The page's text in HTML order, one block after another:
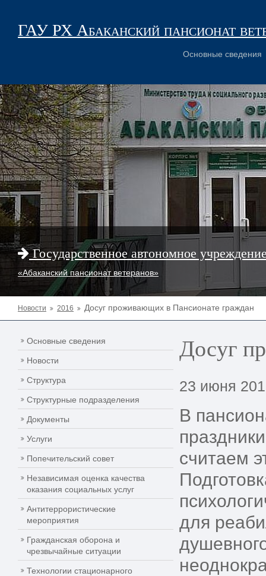
ГАУ РХ Абаканский пансионат
Основные сведения
Государственное автономное
«Абаканский пансионат ветеранов»
Новости 2016 Досуг проживающих в Пансионате граждан
Основные сведения
Новости
Структура
Структурные подразделения
Документы
Услуги
Попечительский совет
Независимая оценка качества
оказания социальных услуг
Антитеррористические
мероприятия
Гражданская оборона и
чрезвычайные ситуации
Технологии стационарного
Досуг
23 июня
В
считаем
для